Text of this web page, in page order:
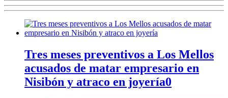
Tres meses preventivos a Los Mellos
acusados de matar empresario en
Nisibón y atraco en joyería0